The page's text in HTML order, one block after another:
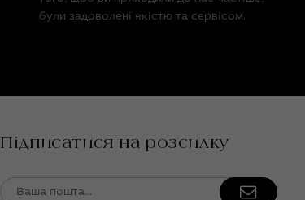
були задоволені якістю та сервісом.
Підписатися на розсилку